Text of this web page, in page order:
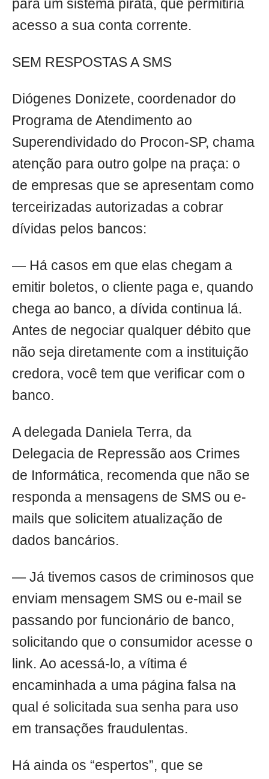
para um sistema pirata, que permitiria
acesso a sua conta corrente.
SEM RESPOSTAS A SMS
Diógenes Donizete, coordenador do
Programa de Atendimento ao
Superendividado do Procon-SP, chama
atenção para outro golpe na praça: o
de empresas que se apresentam como
terceirizadas autorizadas a cobrar
dívidas pelos bancos:
— Há casos em que elas chegam a
emitir boletos, o cliente paga e, quando
chega ao banco, a dívida continua lá.
Antes de negociar qualquer débito que
não seja diretamente com a instituição
credora, você tem que verificar com o
banco.
A delegada Daniela Terra, da
Delegacia de Repressão aos Crimes
de Informática, recomenda que não se
responda a mensagens de SMS ou e-
mails que solicitem atualização de
dados bancários.
— Já tivemos casos de criminosos que
enviam mensagem SMS ou e-mail se
passando por funcionário de banco,
solicitando que o consumidor acesse o
link. Ao acessá-lo, a vítima é
encaminhada a uma página falsa na
qual é solicitada sua senha para uso
em transações fraudulentas.
Há ainda os “espertos”, que se